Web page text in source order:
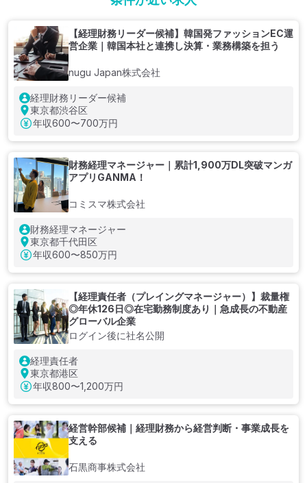
【経理財務リーダー候補】韓国発ファッションEC運
営企業｜韓国本社と連携し決算・業務構築を担う
nugu Japan株式会社
経理財務リーダー候補
東京都渋谷区
年収600〜700万円
財務経理マネージャー｜累計1,900万DL突破マンガ
アプリGANMA！
コミスマ株式会社
財務経理マネージャー
東京都千代田区
年収600〜850万円
【経理責任者（プレイングマネージャー）】裁量権
◎年休126日◎在宅勤務制度あり｜急成長の不動産
グローバル企業
ログイン後に社名公開
経理責任者
東京都港区
年収800〜1,200万円
経営幹部候補｜経理財務から経営判断・事業成長を
支える
石黒商事株式会社